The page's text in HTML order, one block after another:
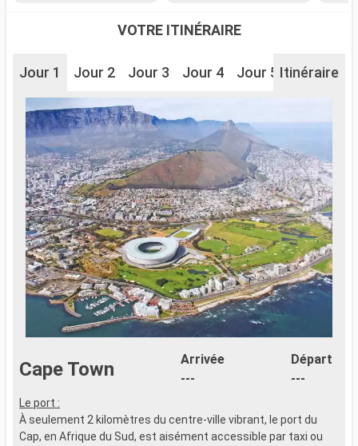
VOTRE ITINÉRAIRE
Jour 1 Jour 2 Jour 3 Jour 4 Jour 5 Jour 6
Itinéraire
Cape Town
Arrivée
---
Départ
---
Le port :
À seulement 2 kilomètres du centre-ville vibrant, le port du
Cap, en Afrique du Sud, est aisément accessible par taxi ou